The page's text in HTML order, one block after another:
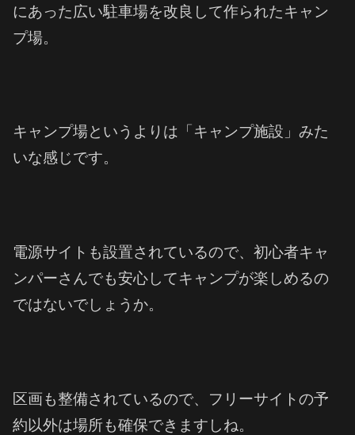
にあった広い駐車場を改良して作られたキャン
プ場。
キャンプ場というよりは「キャンプ施設」みた
いな感じです。
電源サイトも設置されているので、初心者キャ
ンパーさんでも安心してキャンプが楽しめるの
ではないでしょうか。
区画も整備されているので、フリーサイトの予
約以外は場所も確保できますしね。